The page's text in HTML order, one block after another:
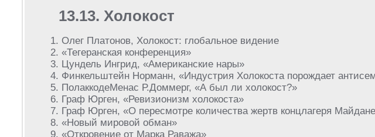
13.13. Холокост
Олег Платонов, Холокост: глобальное видение
«Тегеранская конференция»
Цундель Ингрид, «Американские нары»
Финкельштейн Норманн, «Индустрия Холокоста порождает
ПолаккодеМенас Р.Доммерг, «А был ли холокост?»
Граф Юрген, «Ревизионизм холокоста»
Граф Юрген, «О пересмотре количества жертв концлагеря
«Новый мировой обман»
«Откровение от Марка Раважа»